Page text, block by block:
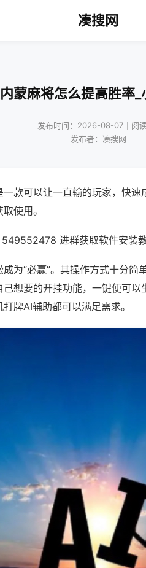
凑搜网
蒙麻将怎么提高胜率
发布时间：2026-08-07｜阅
发布者：凑搜网
款可以让一直输的玩家，快速
使用。
进群获取软件安装
为“必赢”。其操作方式十分
想要的开挂功能，一键便可
牌AI辅助都可以满足需求。